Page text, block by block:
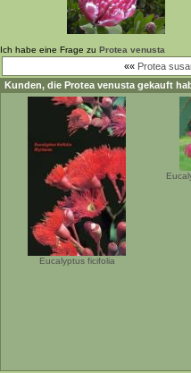
Ich habe eine Frage zu Protea venusta
«« Protea
Kunden, die Protea venusta gekauft
Eucalyptus ficifolia